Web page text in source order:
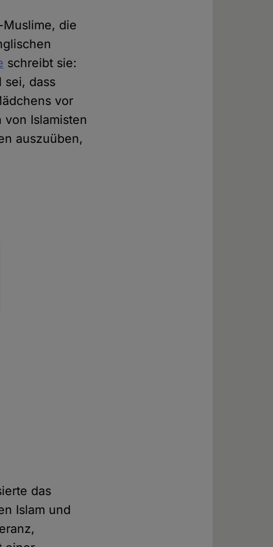
die
schreibt sie:
sei, dass
vor
Islamisten
auszuüben,
das
Islam und